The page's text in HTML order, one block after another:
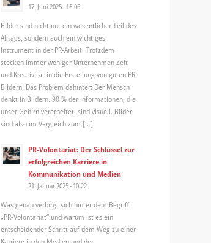
17. Juni 2025 - 16:06
Bilder sind nicht nur ein wesentlicher Teil des
Alltags, sondern auch ein wichtiges
Instrument in der PR-Arbeit. Trotzdem
stecken immer weniger Unternehmen Zeit
und Kreativität in die Erstellung von guten PR-
Bildern. Das Problem dahinter: Der Mensch
denkt in Bildern. 90 % der Informationen, die
unser Gehirn verarbeitet, sind visuell. Bilder
sind also im Vergleich zum […]
PR-Volontariat: Der Schlüssel zur
erfolgreichen Karriere in
Kommunikation und Medien
21. Januar 2025 - 10:22
Was genau verbirgt sich hinter dem Begriff
„PR-Volontariat“ und warum ist es ein
entscheidender Schritt auf dem Weg zu einer